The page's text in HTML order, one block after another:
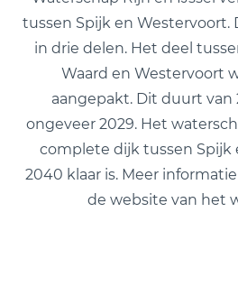
tussen Spijk en Westervoort.
in drie delen. Het deel
Waard en Westervoort
aangepakt. Dit duurt van
ongeveer 2029. Het
complete dijk tussen Spijk
2040 klaar is. Meer
de website van het